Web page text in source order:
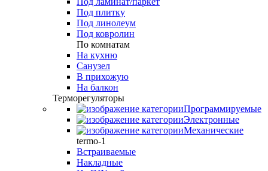
Под плитку
Под линолеум
Под ковролин
По комнатам
На кухню
Санузел
В прихожую
На балкон
Терморегуляторы
Программируемые
Электронные
Механические
termo-1
Встраиваемые
Накладные